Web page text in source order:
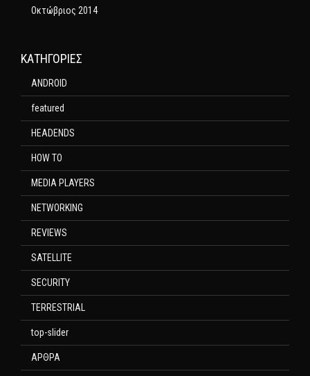
Οκτώβριος 2014
KΑΤΗΓΟΡΊΕΣ
ANDROID
featured
HEADENDS
HOW TO
MEDIA PLAYERS
NETWORKING
REVIEWS
SATELLITE
SECURITY
TERRESTRIAL
top-slider
ΑΡΘΡΑ